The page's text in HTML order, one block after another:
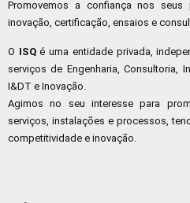
Promovemos a confiança nos
inovação, certificação, ensaios e
O ISQé uma entidade privada,
serviços de Engenharia, Consultoria,
I&DT e Inovação.
Agimos no seu interesse para
serviços, instalações e processos,
competitividade e inovação.